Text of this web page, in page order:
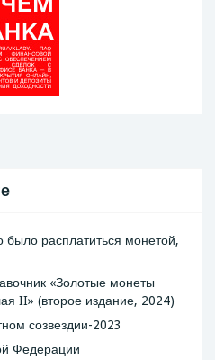
расплатиться монетой,
«Золотые монеты
II» (второе издание, 2024)
созвездии-2023
Федерации